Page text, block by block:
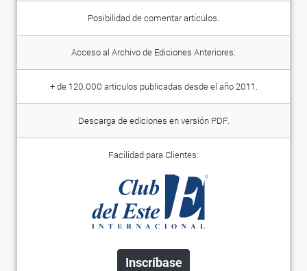
Posibilidad de comentar artículos.
Acceso al Archivo de Ediciones Anteriores.
+ de 120.000 artículos publicadas desde el año 2011.
Descarga de ediciones en versión PDF.
Facilidad para Clientes:
Inscríbase